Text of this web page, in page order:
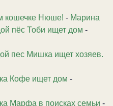
кошечке Нюше! - Марина
пёс Тоби ищет дом -
пес Мишка ищет хозяев.
Кофе ищет дом -
Марфа в поисках семьи -